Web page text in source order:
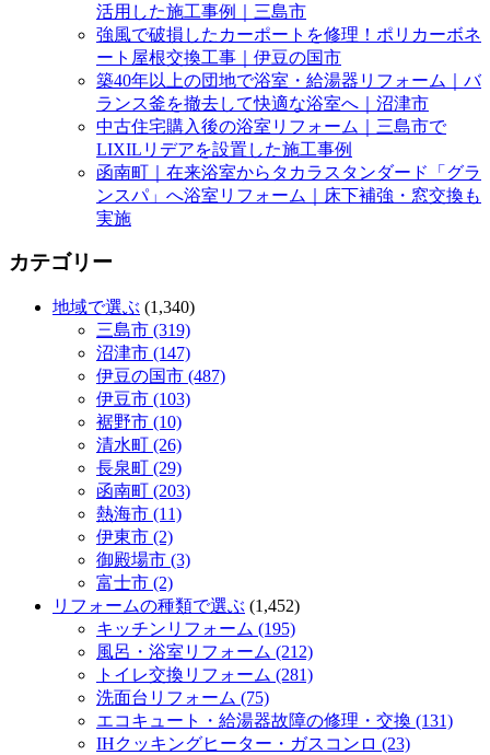
活用した施工事例｜三島市
強風で破損したカーポートを修理！ポリカーボネ
ート屋根交換工事｜伊豆の国市
築40年以上の団地で浴室・給湯器リフォーム｜バ
ランス釜を撤去して快適な浴室へ｜沼津市
中古住宅購入後の浴室リフォーム｜三島市で
LIXILリデアを設置した施工事例
函南町｜在来浴室からタカラスタンダード「グラ
ンスパ」へ浴室リフォーム｜床下補強・窓交換も
実施
カテゴリー
地域で選ぶ (1,340)
三島市 (319)
沼津市 (147)
伊豆の国市 (487)
伊豆市 (103)
裾野市 (10)
清水町 (26)
長泉町 (29)
函南町 (203)
熱海市 (11)
伊東市 (2)
御殿場市 (3)
富士市 (2)
リフォームの種類で選ぶ (1,452)
キッチンリフォーム (195)
風呂・浴室リフォーム (212)
トイレ交換リフォーム (281)
洗面台リフォーム (75)
エコキュート・給湯器故障の修理・交換 (131)
IHクッキングヒーター・ガスコンロ (23)